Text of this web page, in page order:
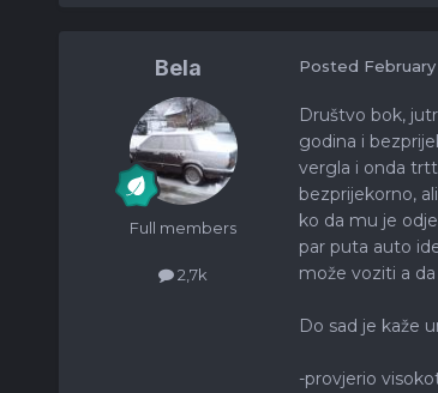
Bela
Full members
2,7k
Posted February
Društvo bok,
godina i
vergla i onda
bezprijekorno,
ko da mu je
par puta auto
može voziti a
Do sad je kaže
-provjerio